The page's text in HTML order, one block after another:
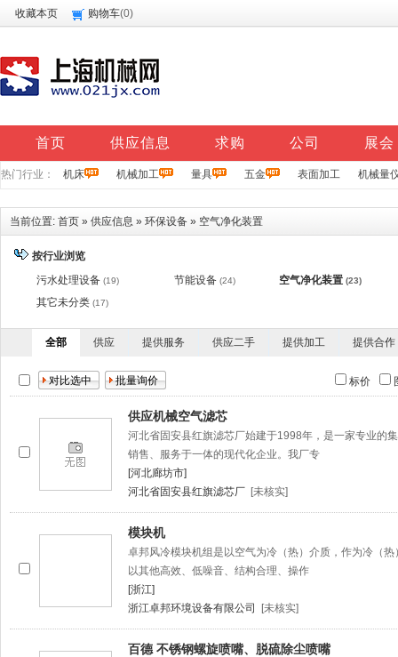
收藏本页 购物车(0)
首页 供应信息 求购 公司 展会
热门行业： 机床 机械加工 量具 五金 表面加工 机械量
当前位置: 首页 » 供应信息 » 环保设备 » 空气净化装置
按行业浏览
污水处理设备 (19) 节能设备 (24) 空气净化装置 (23)
其它未分类 (17)
全部 供应 提供服务 供应二手 提供加工 提供合作
标价
供应机械空气滤芯
河北省固安县红旗滤芯厂始建于1998年，是一家专业的
销售、服务于一体的现代化企业。我厂专
[河北廊坊市]
河北省固安县红旗滤芯厂 [未核实]
模块机
卓邦风冷模块机组是以空气为冷（热）介质，作为冷（
以其他高效、低噪音、结构合理、操作
[浙江]
浙江卓邦环境设备有限公司
[未核实]
百德 不锈钢螺旋喷嘴、脱硫除尘喷嘴